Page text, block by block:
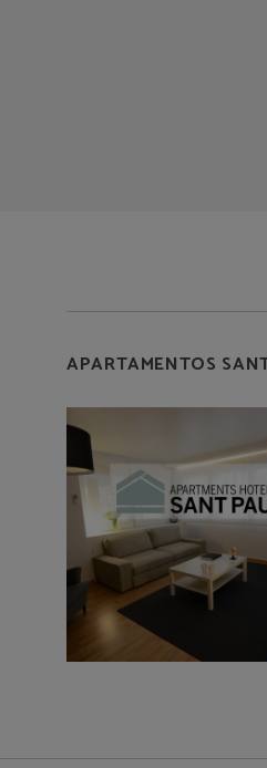
APARTAMENTOS